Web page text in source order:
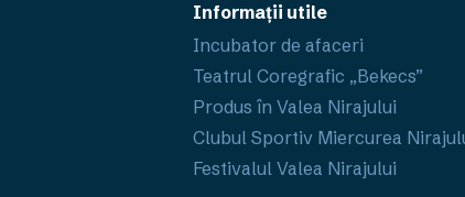
Informații utile
Incubator de afaceri
Teatrul Coregrafic „Bekecs”
Produs în Valea Nirajului
Clubul Sportiv Miercurea
Festivalul Valea Nirajului